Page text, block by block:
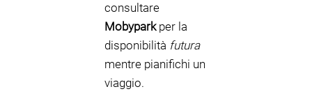
consultare
Mobyparkper la
disponibilità futura
mentre pianifichi un
viaggio.